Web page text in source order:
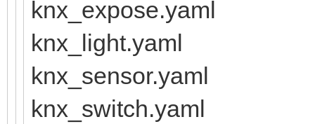
knx_expose.yaml
knx_light.yaml
knx_sensor.yaml
knx_switch.yaml